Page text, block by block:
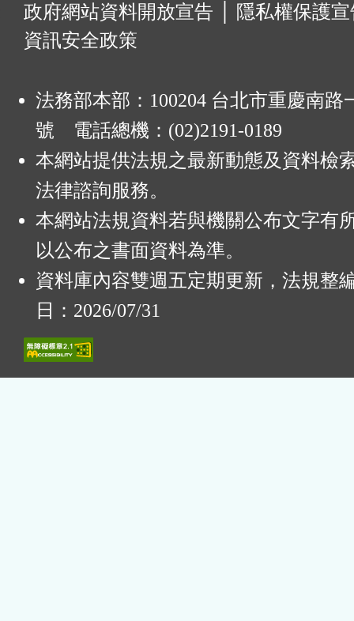
政府網站資料開放宣告
隱私權保護
資訊安全政策
法務部本部：100204 台北市重慶南路
號 電話總機：(02)2191-0189
本網站提供法規之最新動態及資料檢
法律諮詢服務。
本網站法規資料若與機關公布文字有
以公布之書面資料為準。
資料庫內容雙週五定期更新，法規整
日：2026/07/31